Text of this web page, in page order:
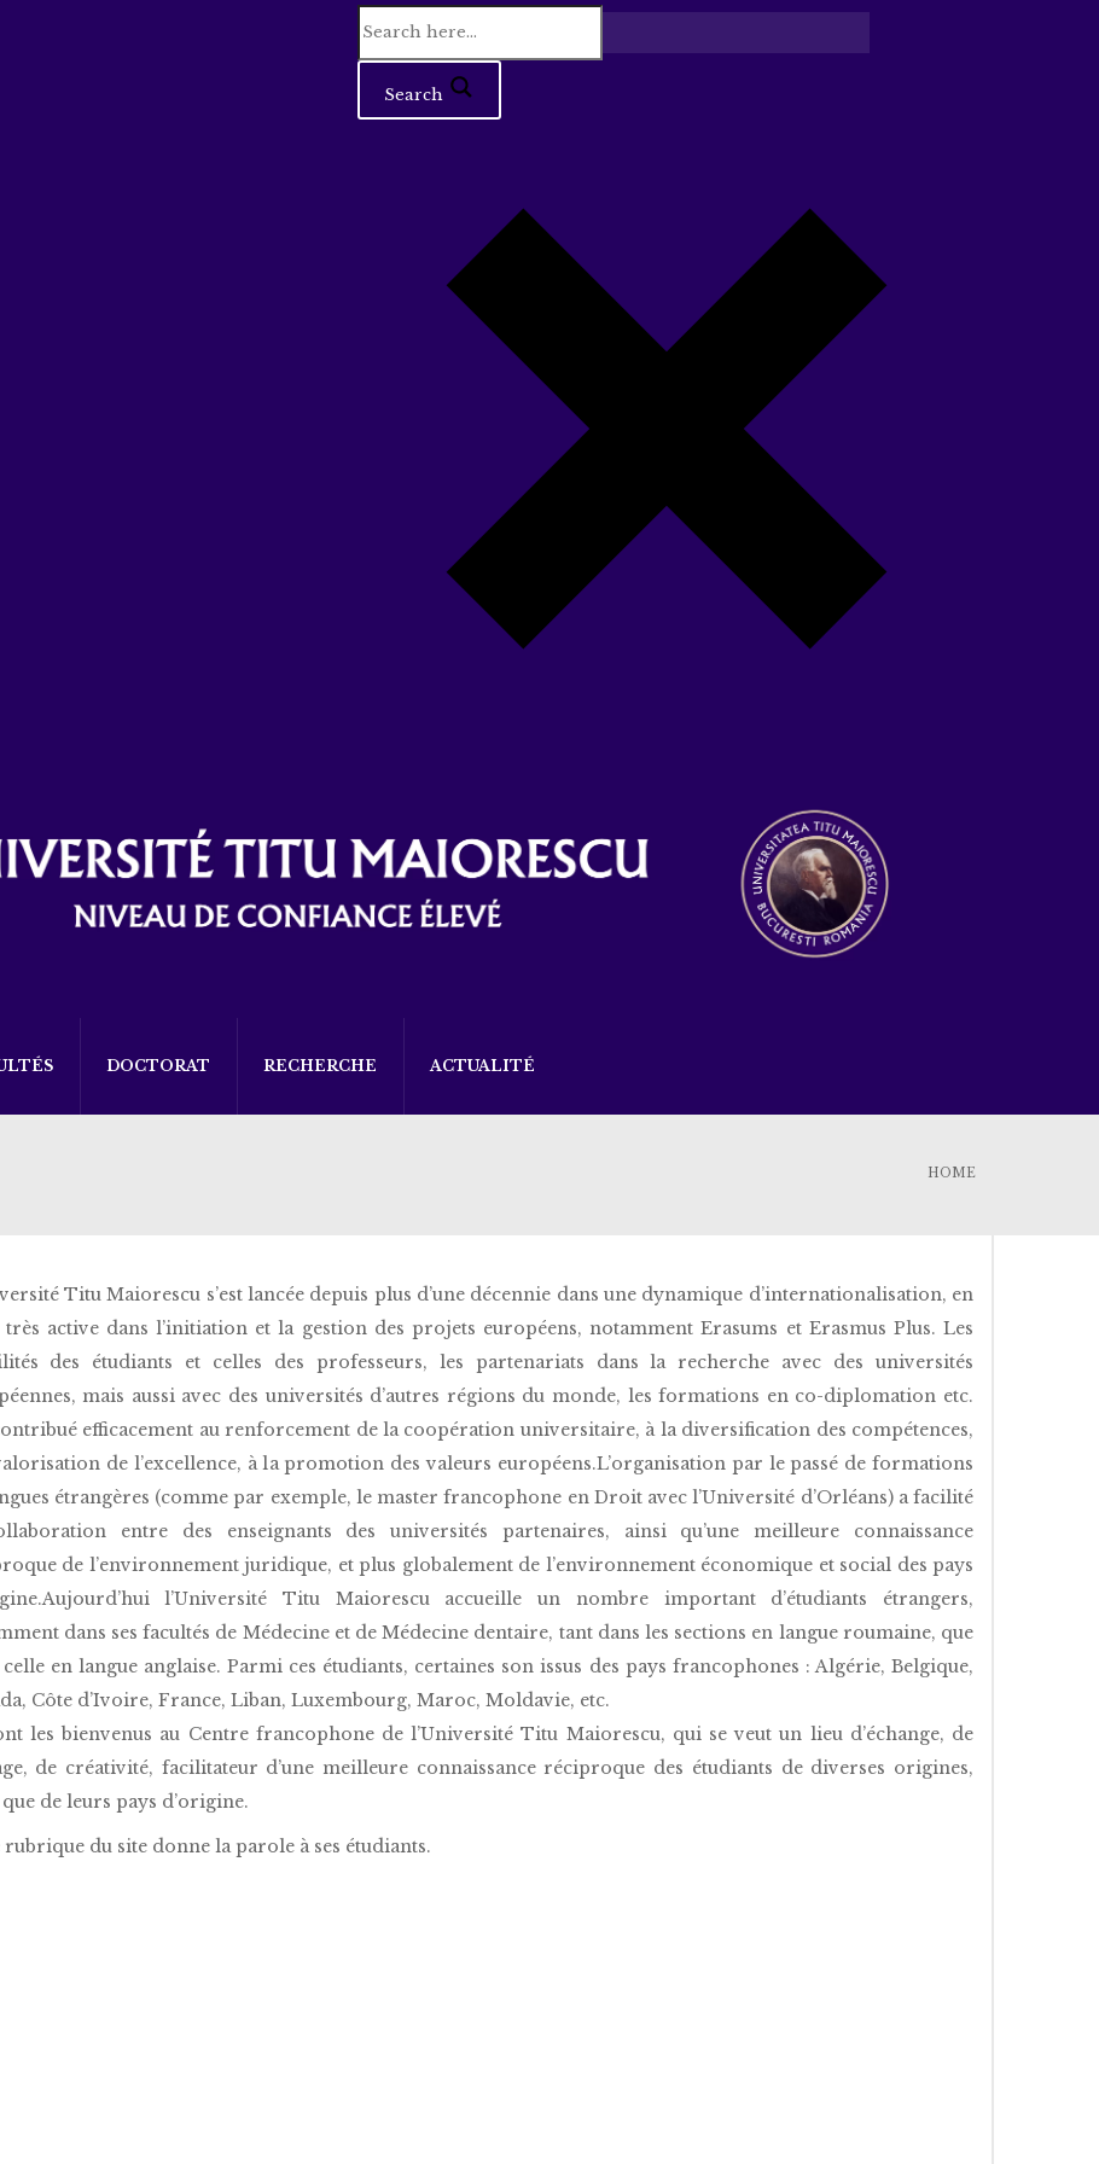
Search
DOCTORAT RECHERCHE ACTUALITÉ
HOME
Titu Maiorescu s’est lancée depuis plus d’une décennie dans une dynamique d’internationalisation, en
très active dans l’initiation et la gestion des projets européens, notamment Erasums et Erasmus Plus. Les
des étudiants et celles des professeurs, les partenariats dans la recherche avec des universités
mais aussi avec des universités d’autres régions du monde, les formations en co-diplomation etc.
efficacement au renforcement de la coopération universitaire, à la diversification des compétences,
de l’excellence, à la promotion des valeurs européens.L’organisation par le passé de formations
étrangères (comme par exemple, le master francophone en Droit avec l’Université d’Orléans) a facilité
entre des enseignants des universités partenaires, ainsi qu’une meilleure connaissance
de l’environnement juridique, et plus globalement de l’environnement économique et social des pays
l’Université Titu Maiorescu accueille un nombre important d’étudiants étrangers,
dans ses facultés de Médecine et de Médecine dentaire, tant dans les sections en langue roumaine, que
celle en langue anglaise. Parmi ces étudiants, certaines son issus des pays francophones : Algérie, Belgique,
Côte d’Ivoire, France, Liban, Luxembourg, Maroc, Moldavie, etc.
les bienvenus au Centre francophone de l’Université Titu Maiorescu, qui se veut un lieu d’échange, de
de créativité, facilitateur d’une meilleure connaissance réciproque des étudiants de diverses origines,
de leurs pays d’origine.
rubrique du site donne la parole à ses étudiants.